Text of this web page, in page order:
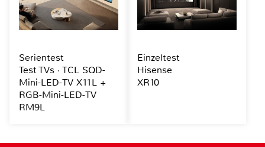
Serientest
Test TVs · TCL SQD-
Mini-LED-TV X11L +
RGB-Mini-LED-TV
RM9L
Einzeltest
Hisense
XR10